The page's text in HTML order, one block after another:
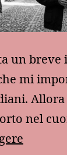
un
mi
Allora
nel